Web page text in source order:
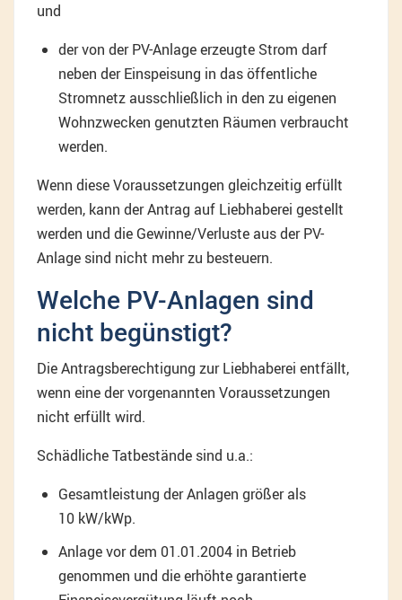
und
der von der PV-Anlage erzeugte Strom darf
neben der Einspeisung in das öffentliche
Stromnetz ausschließlich in den zu eigenen
Wohnzwecken genutzten Räumen verbraucht
werden.
Wenn diese Voraussetzungen gleichzeitig erfüllt
werden, kann der Antrag auf Liebhaberei gestellt
werden und die Gewinne/Verluste aus der PV-
Anlage sind nicht mehr zu besteuern.
Welche PV-Anlagen sind
nicht begünstigt?
Die Antragsberechtigung zur Liebhaberei entfällt,
wenn eine der vorgenannten Voraussetzungen
nicht erfüllt wird.
Schädliche Tatbestände sind u.a.:
Gesamtleistung der Anlagen größer als
10 kW/kWp.
Anlage vor dem 01.01.2004 in Betrieb
genommen und die erhöhte garantierte